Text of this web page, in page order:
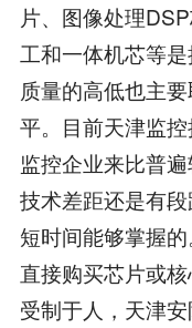
片、图像处理
工和一体机芯等
质量的高低也主
平。目前天津监
监控企业来比普
技术差距还是有
短时间能够掌握
直接购买芯片或
受制于人，天津